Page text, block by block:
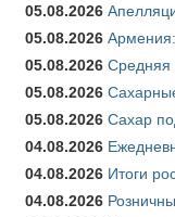
05.08.2026
05.08.2026
05.08.2026 Средняя
05.08.2026
05.08.2026 Сахар
04.08.2026
04.08.2026 Итоги
04.08.2026